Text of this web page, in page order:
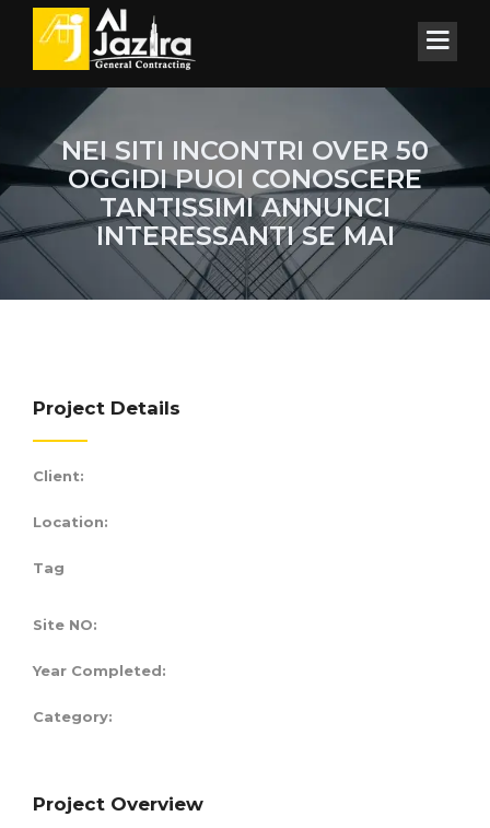
NEI SITI INCONTRI OVER 50
OGGIDI PUOI CONOSCERE
TANTISSIMI ANNUNCI
INTERESSANTI SE MAI
Project Details
Client:
Location:
Tag
Site NO:
Year Completed:
Category:
Project Overview